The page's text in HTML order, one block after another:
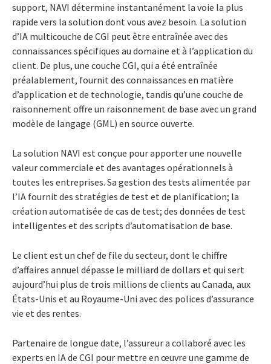
support, NAVI détermine instantanément la voie la plus
rapide vers la solution dont vous avez besoin. La solution
d’IA multicouche de CGI peut être entraînée avec des
connaissances spécifiques au domaine et à l’application du
client. De plus, une couche CGI, qui a été entraînée
préalablement, fournit des connaissances en matière
d’application et de technologie, tandis qu’une couche de
raisonnement offre un raisonnement de base avec un grand
modèle de langage (GML) en source ouverte.
La solution NAVI est conçue pour apporter une nouvelle
valeur commerciale et des avantages opérationnels à
toutes les entreprises. Sa gestion des tests alimentée par
l’IA fournit des stratégies de test et de planification; la
création automatisée de cas de test; des données de test
intelligentes et des scripts d’automatisation de base.
Le client est un chef de file du secteur, dont le chiffre
d’affaires annuel dépasse le milliard de dollars et qui sert
aujourd’hui plus de trois millions de clients au Canada, aux
États-Unis et au Royaume-Uni avec des polices d’assurance
vie et des rentes.
Partenaire de longue date, l’assureur a collaboré avec les
experts en IA de CGI pour mettre en œuvre une gamme de